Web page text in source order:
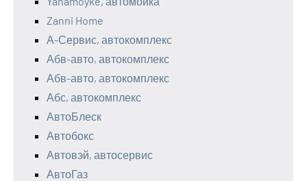
Zanni Home
А-Сервис, автокомплекс
Абв-авто, автокомплекс
Абв-авто, автокомплекс
Абс, автокомплекс
АвтоБлеск
Автобокс
Автовэй, автосервис
АвтоГаз